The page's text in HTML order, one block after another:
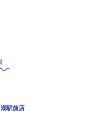
駅前店